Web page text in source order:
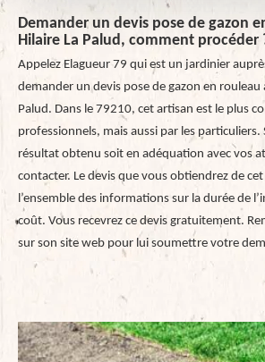
Demander un devis pose de gazon
Hilaire La Palud, comment procéder
Appelez Elagueur 79 qui est un jardinier
demander un devis pose de gazon en rouleau
Palud. Dans le 79210, cet artisan est le plus
professionnels, mais aussi par les particuliers.
résultat obtenu soit en adéquation avec vos
contacter. Le devis que vous obtiendrez de
l’ensemble des informations sur la durée de
coût. Vous recevrez ce devis gratuitement.
sur son site web pour lui soumettre votre